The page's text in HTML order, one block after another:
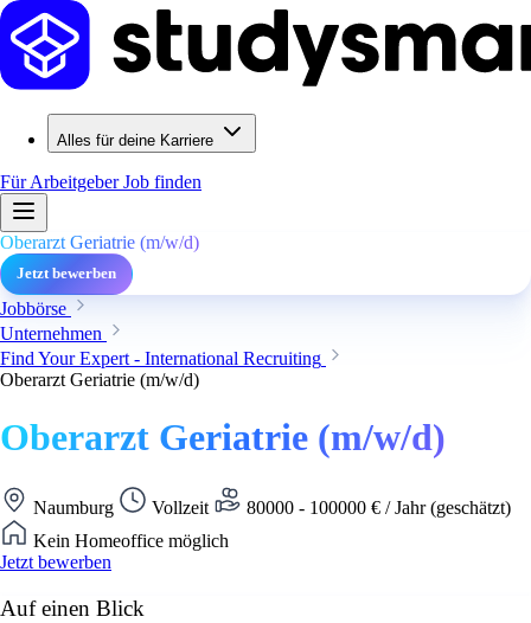
Alles für deine Karriere
Für ArbeitgeberJob finden
Oberarzt Geriatrie (m/w/d)
Jetzt bewerben
Jobbörse
Unternehmen
Find Your Expert - International Recruiting
Oberarzt Geriatrie (m/w/d)
Oberarzt Geriatrie (m/w/d)
Naumburg Vollzeit
80000 - 100000 € / Jahr (geschätzt)
Kein Homeoffice möglich
Jetzt bewerben
Auf einen Blick